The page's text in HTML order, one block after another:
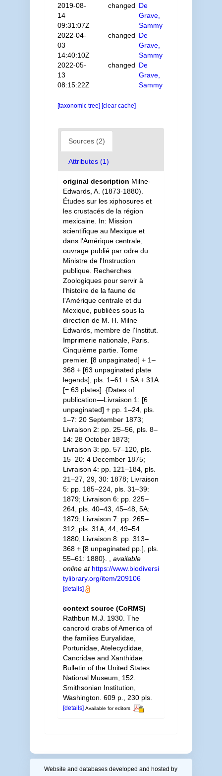
2019-08-
14
09:31:07Z
changed De
Grave,
Sammy
2022-04-
03
14:40:10Z
changed De
Grave,
Sammy
2022-05-
13
08:15:22Z
changed De
Grave,
Sammy
[taxonomic tree] [clear cache]
Sources (2)
Attributes (1)
original description Milne-
Edwards, A. (1873-1880).
Études sur les xiphosures et
les crustacés de la région
mexicaine. In: Mission
scientifique au Mexique et
dans l'Amérique centrale,
ouvrage publié par odre du
Ministre de l'Instruction
publique. Recherches
Zoologiques pour servir à
l'histoire de la faune de
l'Amérique centrale et du
Mexique, publiées sous la
direction de M. H. Milne
Edwards, membre de l'Institut.
Imprimerie nationale, Paris.
Cinquième partie. Tome
premier. [8 unpaginated] + 1–
368 + [63 unpaginated plate
legends], pls. 1–61 + 5A + 31A
[= 63 plates]. {Dates of
publication—Livraison 1: [6
unpaginated] + pp. 1–24, pls.
1–7: 20 September 1873;
Livraison 2: pp. 25–56, pls. 8–
14: 28 October 1873;
Livraison 3: pp. 57–120, pls.
15–20: 4 December 1875;
Livraison 4: pp. 121–184, pls.
21–27, 29, 30: 1878; Livraison
5: pp. 185–224, pls. 31–39:
1879; Livraison 6: pp. 225–
264, pls. 40–43, 45–48, 5A:
1879; Livraison 7: pp. 265–
312, pls. 31A, 44, 49–54:
1880; Livraison 8: pp. 313–
368 + [8 unpaginated pp.], pls.
55–61: 1880}.
available
online at https://www.biodiversi
tylibrary.org/item/209106
[details]
context source (CoRMS)
Rathbun M.J. 1930. The
cancroid crabs of America of
the families Euryalidae,
Portunidae, Atelecyclidae,
Cancridae and Xanthidae.
Bulletin of the United States
National Museum, 152.
Smithsonian Institution,
Washington. 609 p., 230 pls.
[details] Available for editors
Website and databases developed and hosted by